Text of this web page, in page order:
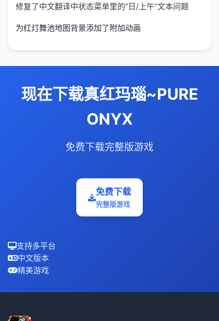
修复了中文翻译中状态菜单里的”日/上午”文本问题
为红灯舞池地图背景添加了附加动画
现在下载真红玛瑙~PURE
ONYX
免费下载完整版游戏
免费下载
完整版游戏
支持多平台
中文版本
精美游戏